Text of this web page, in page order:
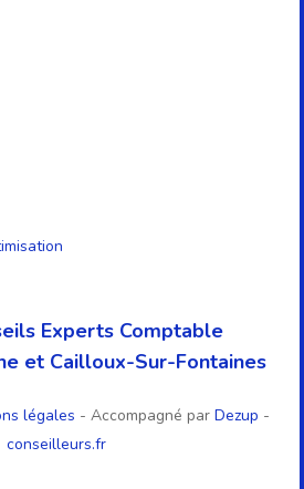
Experts Comptable
et Cailloux-Sur-Fontaines
légales - Accompagné par Dezup -
conseilleurs.fr